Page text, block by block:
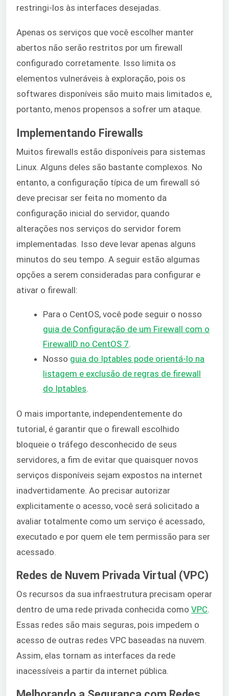
restringi-los às interfaces desejadas.
Apenas os serviços que você escolher manter
abertos não serão restritos por um firewall
configurado corretamente. Isso limita os
elementos vulneráveis à exploração, pois os
softwares disponíveis são muito mais limitados e,
portanto, menos propensos a sofrer um ataque.
Implementando Firewalls
Muitos firewalls estão disponíveis para sistemas
Linux. Alguns deles são bastante complexos. No
entanto, a configuração típica de um firewall só
deve precisar ser feita no momento da
configuração inicial do servidor, quando
alterações nos serviços do servidor forem
implementadas. Isso deve levar apenas alguns
minutos do seu tempo. A seguir estão algumas
opções a serem consideradas para configurar e
ativar o firewall:
Para o CentOS, você pode seguir o nosso
guia de Configuração de um Firewall com o
FirewallD no CentOS 7.
Nosso guia do Iptables pode orientá-lo na
listagem e exclusão de regras de firewall
do Iptables.
O mais importante, independentemente do
tutorial, é garantir que o firewall escolhido
bloqueie o tráfego desconhecido de seus
servidores, a fim de evitar que quaisquer novos
serviços disponíveis sejam expostos na internet
inadvertidamente. Ao precisar autorizar
explicitamente o acesso, você será solicitado a
avaliar totalmente como um serviço é acessado,
executado e por quem ele tem permissão para ser
acessado.
Redes de Nuvem Privada Virtual (VPC)
Os recursos da sua infraestrutura precisam operar
dentro de uma rede privada conhecida como VPC.
Essas redes são mais seguras, pois impedem o
acesso de outras redes VPC baseadas na nuvem.
Assim, elas tornam as interfaces da rede
inacessíveis a partir da internet pública.